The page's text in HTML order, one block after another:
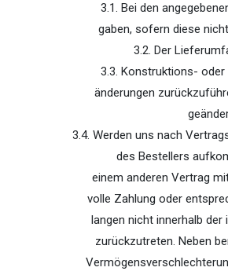
3.1. Bei den
gaben, sofern diese
3.2. Der
3.3. Konstruktions-
änderungen
3.4. Werden uns nach
des Bestellers
einem anderen Vertrag
volle Zahlung oder
langen nicht innerhalb
zurückzutreten. Neben